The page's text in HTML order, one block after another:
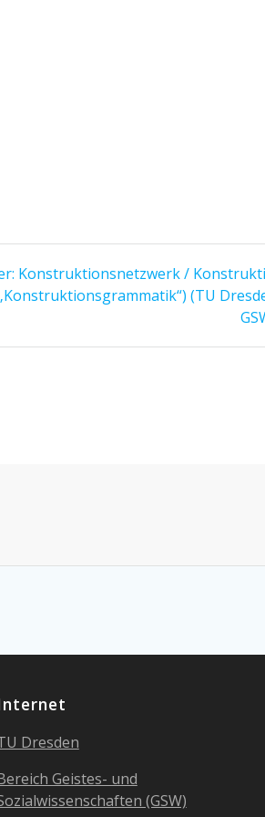
Nächster
Beitrag:
Konstruktionsnetzwerk /
(TU
Dresden
Geistes- und
(GSW)